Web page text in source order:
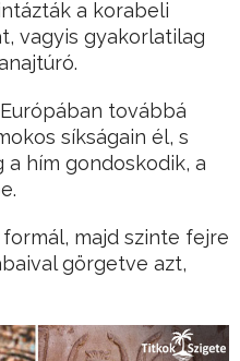
a korabeli
vagyis gyakorlatilag
továbbá
síkságain él, s
hím gondoskodik, a
majd szinte fejre
görgetve azt,